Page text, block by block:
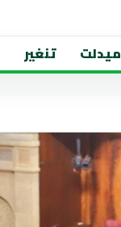
ميدلت تنغير